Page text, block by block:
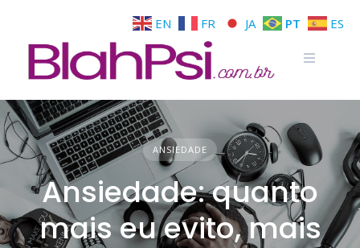
ANSIEDADE
Ansiedade: quanto
mais eu evito, mais
EN FR JA PT ES